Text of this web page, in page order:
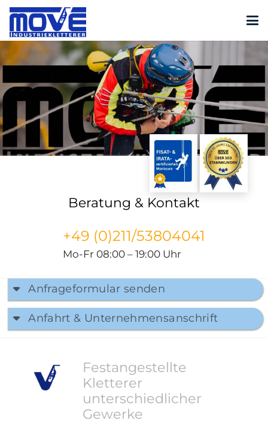
Beratung & Kontakt
+49 (0)211/53804041
Mo-Fr 08:00 – 19:00 Uhr
Anfrageformular senden
Anfahrt & Unternehmensanschrift
Festangestellte
Kletterer
unterschiedlicher
Gewerke